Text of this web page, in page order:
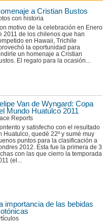
a Cristian Bustos
con historia
motivo de la celebración en Enero
2011 de los chilenos que han
en Hawaii, Trichile
la oportunidad para
un homenaje a Cristian
El regalo para la ocasión...
Van de Wyngard: Copa
Mundo Huatulco 2011
Reports
y satisfecho con el resultado
Huatulco, quedé 22º y sumé muy
puntos para la clasificación a
2012. Esta fue la primera de 3
con las que cierro la temporada
(el...
importancia de las bebidas